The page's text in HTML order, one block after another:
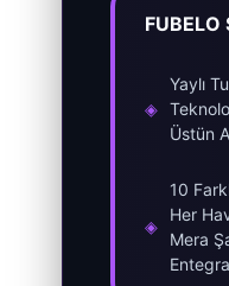
FUBELO
◈
Yaylı
Üstün
◈
10
Her
Mera